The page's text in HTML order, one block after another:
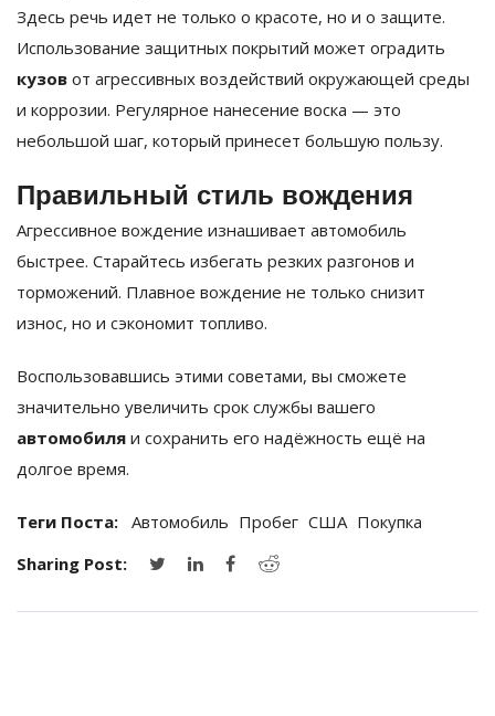
Здесь речь идет не только о красоте, но и о защите.
Использование защитных покрытий может оградить
кузов от агрессивных воздействий окружающей среды
и коррозии. Регулярное нанесение воска — это
небольшой шаг, который принесет большую пользу.
Правильный стиль вождения
Агрессивное вождение изнашивает автомобиль
быстрее. Старайтесь избегать резких разгонов и
торможений. Плавное вождение не только снизит
износ, но и сэкономит топливо.
Воспользовавшись этими советами, вы сможете
значительно увеличить срок службы вашего
автомобиля и сохранить его надёжность ещё на
долгое время.
Теги Поста: Автомобиль Пробег США Покупка
Sharing Post: